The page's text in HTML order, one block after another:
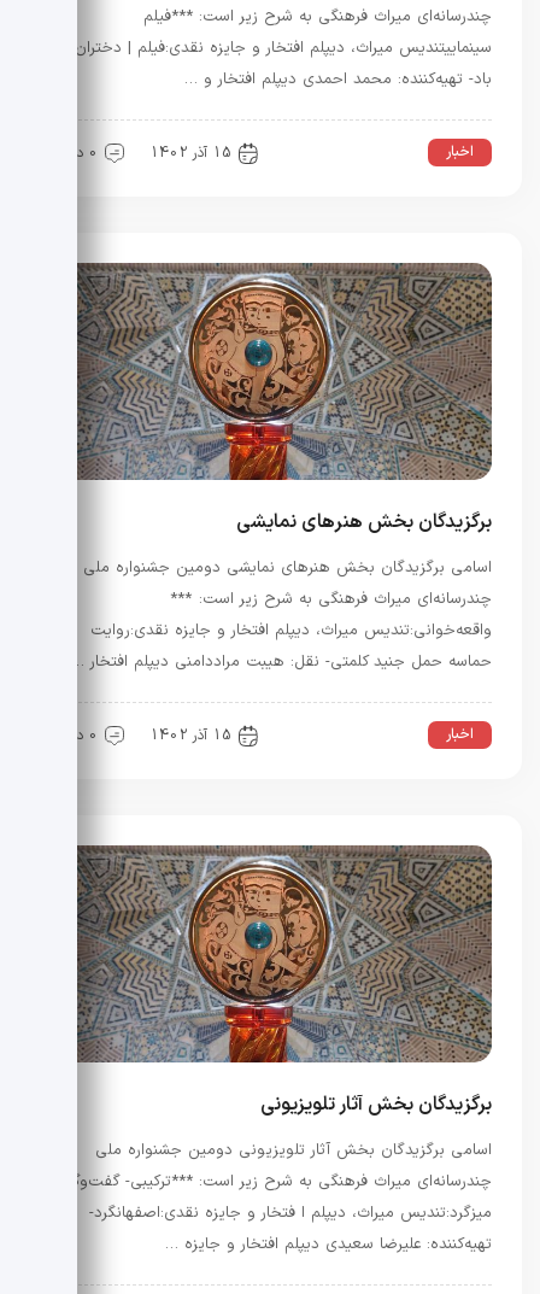
چندرسانه‌ای میراث فرهنگی به شرح زیر است: ***فیلم
سینماییتندیس میراث، دیپلم افتخار و جایزه نقدی:فیلم | دختران
باد- تهیه‌کننده: محمد احمدی دیپلم افتخار و …
اخبار 15 آذر 1402 0 دیدگاه
برگزیدگان بخش هنرهای نمایشی
اسامی برگزیدگان بخش هنرهای نمایشی دومین جشنواره ملی
چندرسانه‌ای میراث فرهنگی به شرح زیر است: ***
واقعه‌خوانی:تندیس میراث، دیپلم افتخار و جایزه نقدی:روایت
حماسه حمل جنید کلمتی- نقل: هیبت مراددامنی دیپلم افتخار …
اخبار 15 آذر 1402 0 دیدگاه
برگزیدگان بخش آثار تلویزیونی
اسامی برگزیدگان بخش آثار تلویزیونی دومین جشنواره ملی
چندرسانه‌ای میراث فرهنگی به شرح زیر است: ***ترکیبی- گفت‌وگو-
میزگرد:تندیس میراث، دیپلم ا فتخار و جایزه نقدی:اصفهانگرد-
تهیه‌کننده: علیرضا سعیدی دیپلم افتخار و جایزه …